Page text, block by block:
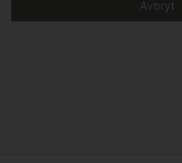
Avbryt